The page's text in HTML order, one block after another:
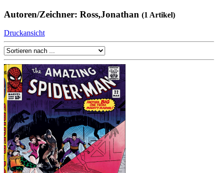
Autoren/Zeichner: Ross,Jonathan (1 Artikel)
Druckansicht